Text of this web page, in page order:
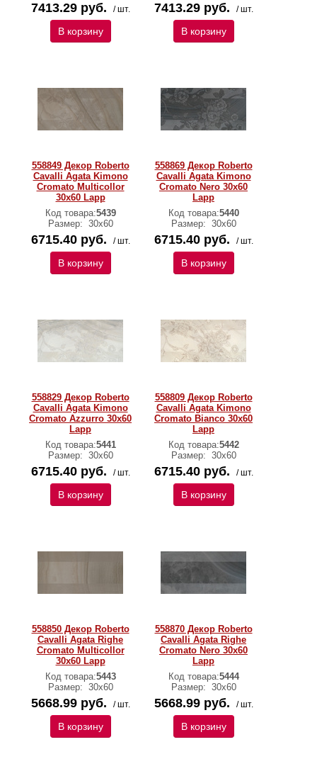
7413.29 руб. / шт.
В корзину
7413.29 руб. / шт.
В корзину
558849 Декор Roberto
Cavalli Agata Kimono
Cromato Multicollor
30x60 Lapp
Код товара:5439
Размер: 30х60
6715.40 руб. / шт.
В корзину
558869 Декор Roberto
Cavalli Agata Kimono
Cromato Nero 30x60
Lapp
Код товара:5440
Размер: 30х60
6715.40 руб. / шт.
В корзину
558829 Декор Roberto
Cavalli Agata Kimono
Cromato Azzurro 30x60
Lapp
Код товара:5441
Размер: 30х60
6715.40 руб. / шт.
В корзину
558809 Декор Roberto
Cavalli Agata Kimono
Cromato Bianco 30x60
Lapp
Код товара:5442
Размер: 30х60
6715.40 руб. / шт.
В корзину
558850 Декор Roberto
Cavalli Agata Righe
Cromato Multicollor
30x60 Lapp
Код товара:5443
Размер: 30х60
5668.99 руб. / шт.
В корзину
558870 Декор Roberto
Cavalli Agata Righe
Cromato Nero 30x60
Lapp
Код товара:5444
Размер: 30х60
5668.99 руб. / шт.
В корзину